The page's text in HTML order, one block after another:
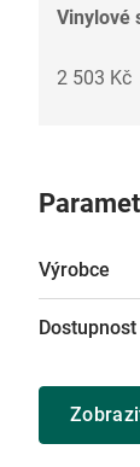
Vinylové
2 503 Kč
Výrobce
Dostupnost